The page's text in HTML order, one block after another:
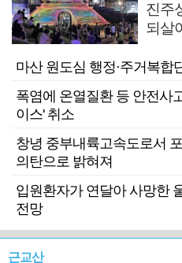
진주
되살
마산 원도심 행정·주거복합
폭염에 온열질환 등 안전사
이스' 취소
창녕 중부내륙고속도로서
의탄으로 밝혀져
입원환자가 연달아 사망한
전망
근교산